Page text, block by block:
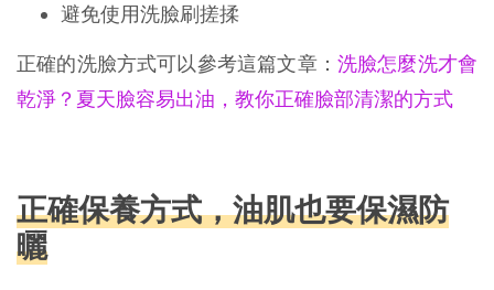
避免使用洗臉刷搓揉
正確的洗臉方式可以參考這篇文章： 洗臉怎麼洗才會
乾淨？夏天臉容易出油，教你正確臉部清潔的方式
正確保養方式，油肌也要保濕防
曬